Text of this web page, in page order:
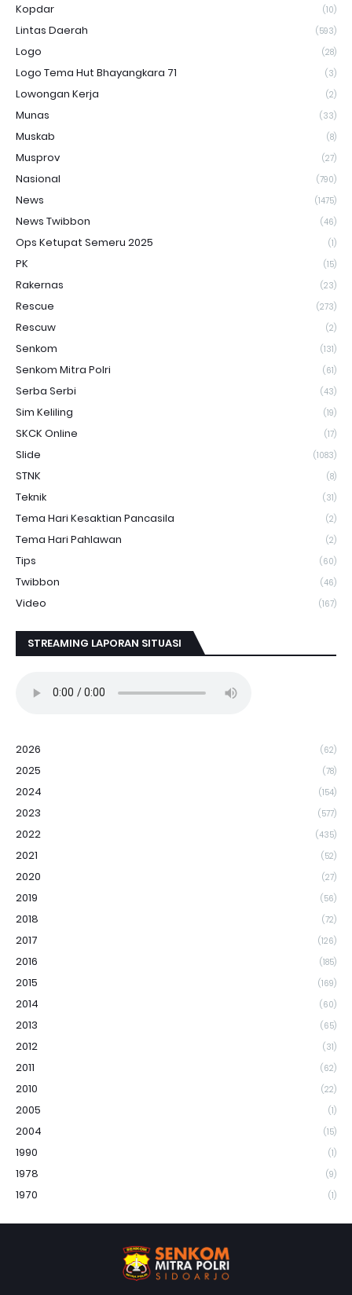
Kopdar (10)
Lintas Daerah (593)
Logo (28)
Logo Tema Hut Bhayangkara 71 (3)
Lowongan Kerja (2)
Munas (33)
Muskab (8)
Musprov (27)
Nasional (790)
News (1475)
News Twibbon (46)
Ops Ketupat Semeru 2025 (1)
PK (15)
Rakernas (23)
Rescue (273)
Rescuw (2)
Senkom (131)
Senkom Mitra Polri (61)
Serba Serbi (43)
Sim Keliling (19)
SKCK Online (17)
Slide (1083)
STNK (8)
Teknik (31)
Tema Hari Kesaktian Pancasila (2)
Tema Hari Pahlawan (2)
Tips (60)
Twibbon (46)
Video (167)
STREAMING LAPORAN SITUASI
2026 (62)
2025 (78)
2024 (154)
2023 (577)
2022 (435)
2021 (52)
2020 (27)
2019 (56)
2018 (72)
2017 (126)
2016 (185)
2015 (169)
2014 (60)
2013 (65)
2012 (31)
2011 (62)
2010 (22)
2005 (1)
2004 (15)
1990 (1)
1978 (9)
1970 (1)